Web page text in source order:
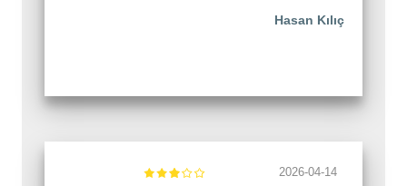
Hasan Kılıç
2026-04-14